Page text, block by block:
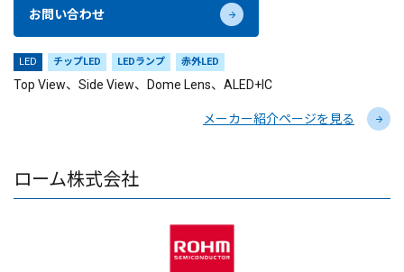
お問い合わせ
LED チップLED LEDランプ 赤外LED
Top View、Side View、Dome Lens、ALED+IC
メーカー紹介ページを見る
ローム株式会社